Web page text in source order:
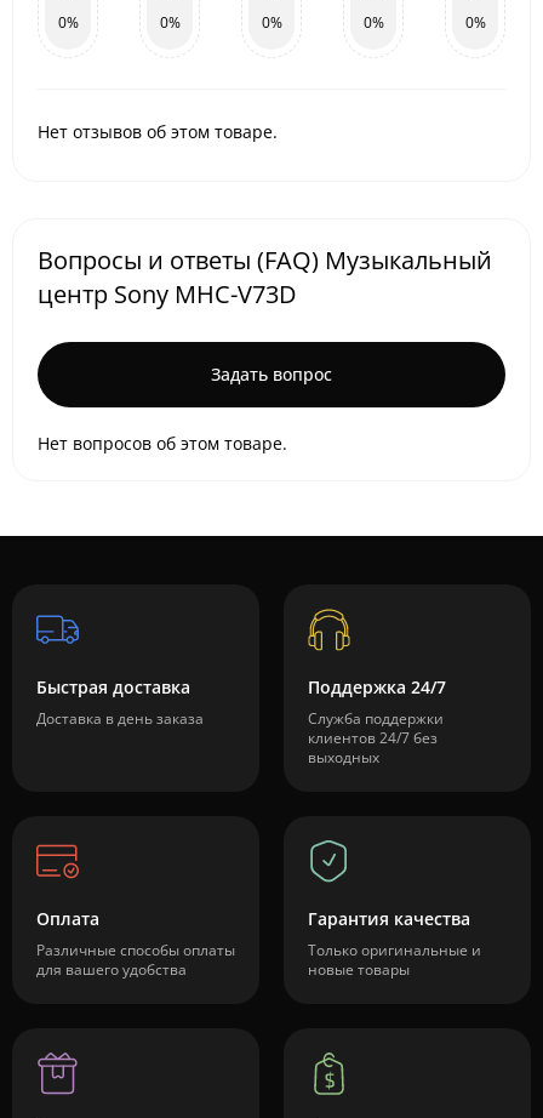
0% 0% 0% 0% 0%
Нет отзывов об этом товаре.
Вопросы и ответы (FAQ) Музыкальный
центр Sony MHC-V73D
Задать вопрос
Нет вопросов об этом товаре.
Быстрая доставка
Доставка в день заказа
Поддержка 24/7
Служба поддержки
клиентов 24/7 без
выходных
Оплата
Различные способы оплаты
для вашего удобства
Гарантия качества
Только оригинальные и
новые товары